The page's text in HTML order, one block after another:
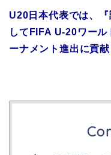
U20日本代表では、
してFIFA U-20ワール
ーナメント進出に貢献